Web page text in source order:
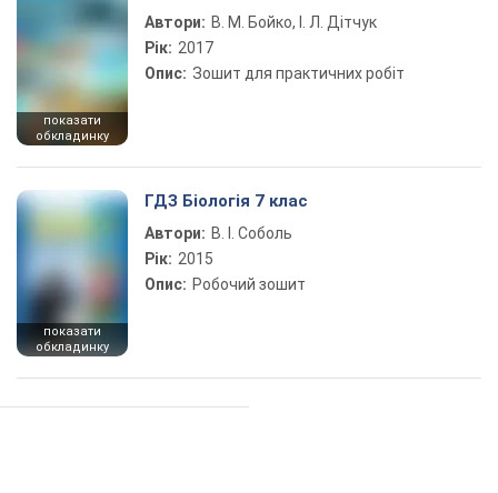
показати
обкладинку
Автори: В. М. Бойко, І. Л. Дітчук
Рік: 2017
Опис: Зошит для практичних робіт
показати
обкладинку
ГДЗ Біологія 7 клас
Автори: В. І. Соболь
Рік: 2015
Опис: Робочий зошит